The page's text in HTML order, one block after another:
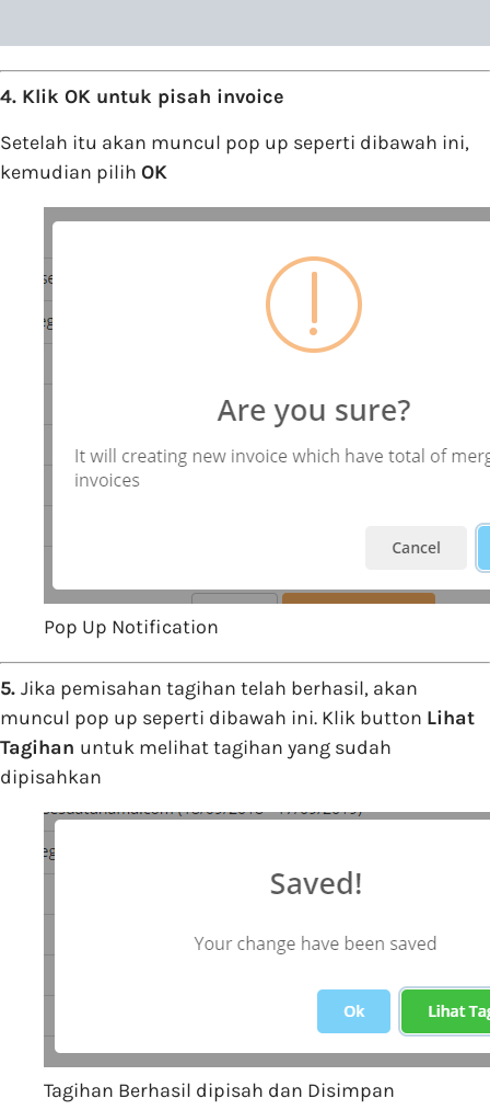
4. Klik OK untuk pisah invoice
Setelah itu akan muncul pop up seperti dibawah ini,
kemudian pilih OK
Pop Up Notification
5. Jika pemisahan tagihan telah berhasil, akan
muncul pop up seperti dibawah ini. Klik button Lihat
Tagihan untuk melihat tagihan yang sudah
dipisahkan
Tagihan Berhasil dipisah dan Disimpan